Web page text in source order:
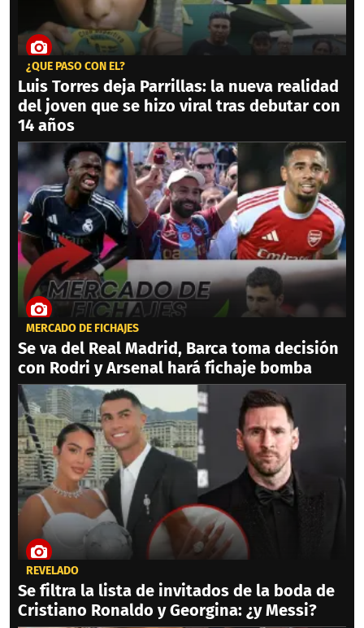
¿QUÉ PASÓ CON ÉL?
Luis Torres deja Parrillas: la nueva realidad
del joven que se hizo viral tras debutar con
14 años
MERCADO DE FICHAJES
Se va del Real Madrid, Barca toma decisión
con Rodri y Arsenal hará fichaje bomba
REVELADO
Se filtra la lista de invitados de la boda de
Cristiano Ronaldo y Georgina: ¿y Messi?